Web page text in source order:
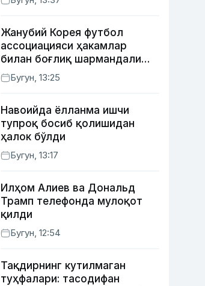
Жанубий Корея футбол
ассоциацияси ҳакамлар
билан боғлиқ шармандали
ҳолат бўйича баёнот берди
Бугун, 13:25
Навоийда ёлланма ишчи
тупроқ босиб қолишидан
ҳалок бўлди
Бугун, 13:17
Илҳом Алиев ва Дональд
Трамп телефонда мулоқот
қилди
Бугун, 12:54
Тақдирнинг кутилмаган
туҳфалари: тасодифан